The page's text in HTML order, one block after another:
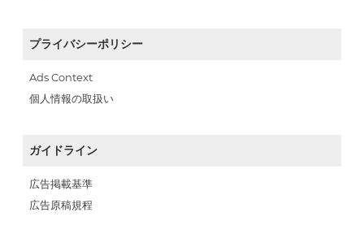
プライバシーポリシー
Ads Context
個人情報の取扱い
ガイドライン
広告掲載基準
広告原稿規程